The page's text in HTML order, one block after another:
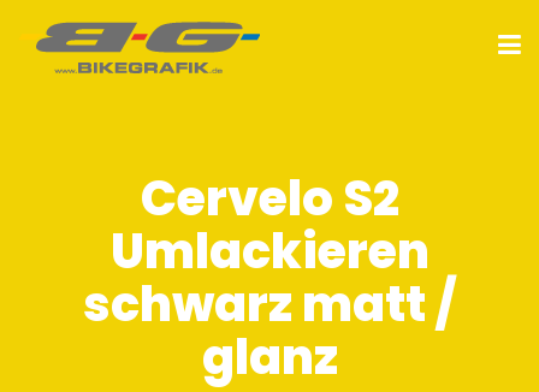
Cervelo S2
Umlackieren
schwarz matt /
glanz